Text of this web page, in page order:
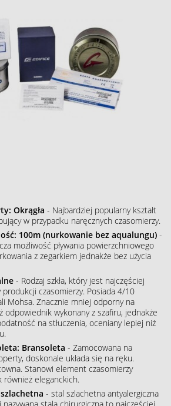
Okrągła - Najbardziej popularny kształt
w przypadku naręcznych czasomierzy.
100m (nurkowanie bez aqualungu) -
możliwość pływania powierzchniowego
z zegarkiem jednakże bez użycia
- Rodzaj szkła, który jest najczęściej
produkcji czasomierzy. Posiada 4/10
Mohsa. Znacznie mniej odporny na
odpowiednik wykonany z szafiru, jednakże
na stłuczenia, oceniany lepiej niż
Bransoleta - Zamocowana na
doskonale układa się na ręku.
Stanowi element czasomierzy
również eleganckich.
- stal szlachetna antyalergiczna